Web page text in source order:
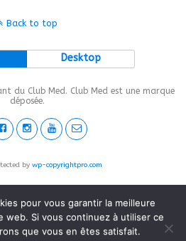
Back to top
Desktop
du Club Med. Club Med est une marque
déposée.
by wp-copyrightpro.com
pour vous garantir la meilleure
web. Si vous continuez à utiliser ce
que vous en êtes satisfait.